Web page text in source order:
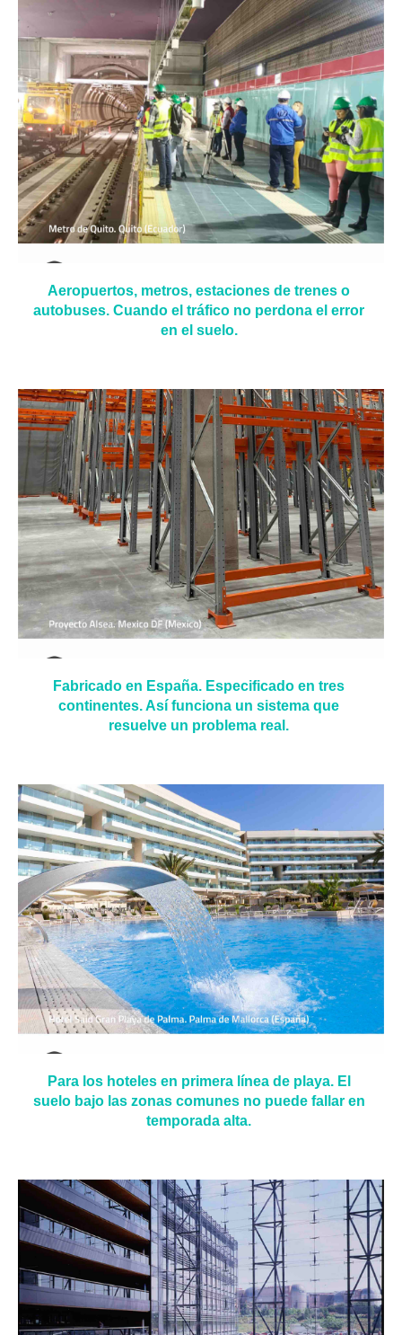
Aeropuertos, metros, estaciones de trenes o
autobuses. Cuando el tráfico no perdona el error
en el suelo.
Fabricado en España. Especificado en tres
continentes. Así funciona un sistema que
resuelve un problema real.
Para los hoteles en primera línea de playa. El
suelo bajo las zonas comunes no puede fallar en
temporada alta.